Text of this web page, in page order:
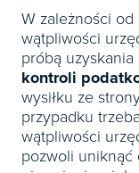
W zależności
wątpliwości
próbą
kontroli
wysiłku ze
przypadku
wątpliwości
pozwoli uniknąć